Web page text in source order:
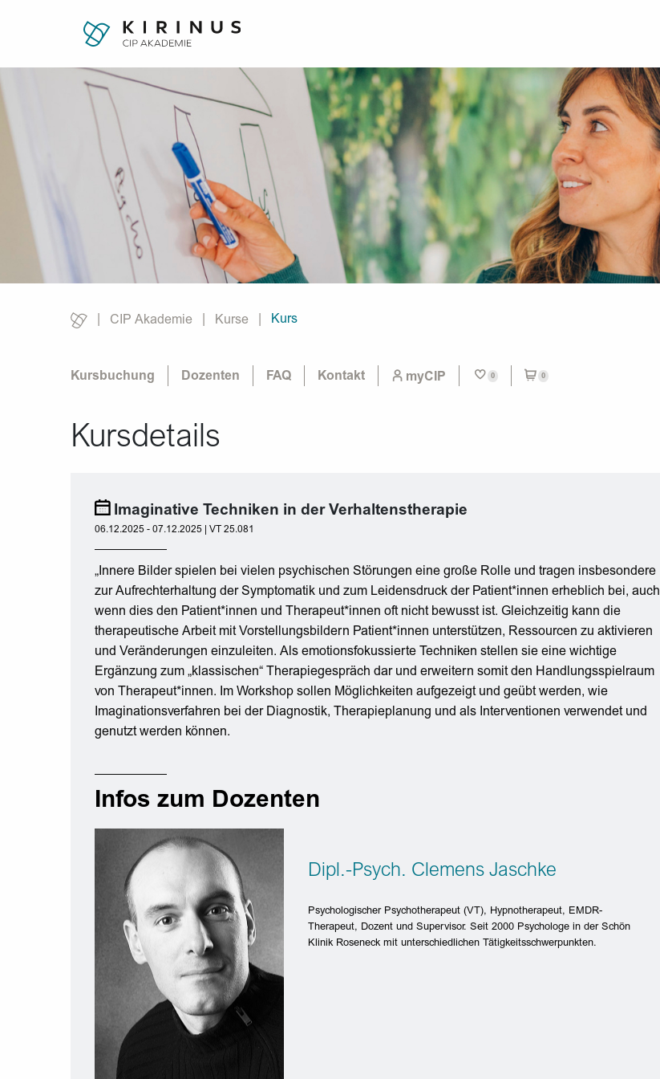
CIP Akademie Kurse
Current:
Kurs
Kursbuchung Dozenten FAQ Kontakt myCIP 0 0
Kursdetails
Imaginative Techniken in der Verhaltenstherapie
06.12.2025 - 07.12.2025 | VT 25.081
„Innere Bilder spielen bei vielen psychischen Störungen eine große Rolle und tragen insbesondere
zur Aufrechterhaltung der Symptomatik und zum Leidensdruck der Patient*innen erheblich bei, auch
wenn dies den Patient*innen und Therapeut*innen oft nicht bewusst ist. Gleichzeitig kann die
therapeutische Arbeit mit Vorstellungsbildern Patient*innen unterstützen, Ressourcen zu aktivieren
und Veränderungen einzuleiten. Als emotionsfokussierte Techniken stellen sie eine wichtige
Ergänzung zum „klassischen“ Therapiegespräch dar und erweitern somit den Handlungsspielraum
von Therapeut*innen. Im Workshop sollen Möglichkeiten aufgezeigt und geübt werden, wie
Imaginationsverfahren bei der Diagnostik, Therapieplanung und als Interventionen verwendet und
genutzt werden können.
Infos zum Dozenten
Dipl.-Psych. Clemens Jaschke
Psychologischer Psychotherapeut (VT), Hypnotherapeut, EMDR-
Therapeut, Dozent und Supervisor. Seit 2000 Psychologe in der Schön
Klinik Roseneck mit unterschiedlichen Tätigkeitsschwerpunkten.